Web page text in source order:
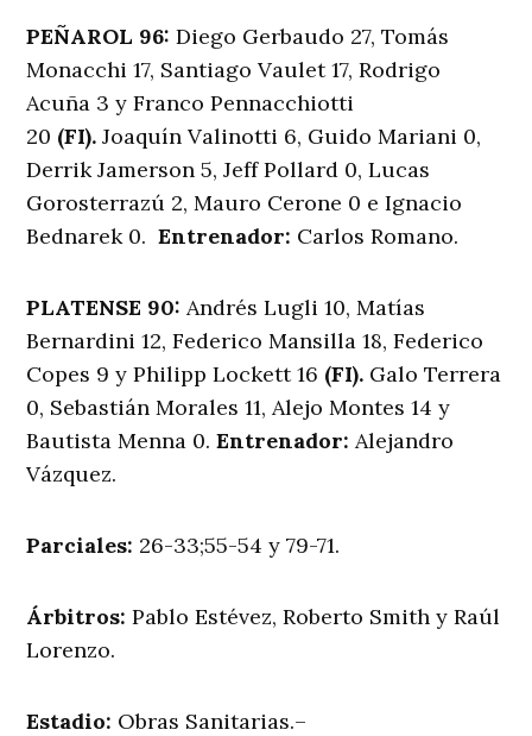
PEÑAROL 96:Diego Gerbaudo 27, Tomás
Monacchi 17, Santiago Vaulet 17, Rodrigo
Acuña 3 y Franco Pennacchiotti
20 (FI).Joaquín Valinotti 6, Guido Mariani 0,
Derrik Jamerson 5, Jeff Pollard 0, Lucas
Gorosterrazú 2, Mauro Cerone 0 e Ignacio
Bednarek 0.Entrenador: Carlos Romano.
PLATENSE 90:Andrés Lugli 10, Matías
Bernardini 12, Federico Mansilla 18, Federico
Copes 9 y Philipp Lockett 16 (FI). Galo Terrera
0, Sebastián Morales 11, Alejo Montes 14 y
Bautista Menna 0.Entrenador:Alejandro
Vázquez.
Parciales: 26-33;55-54 y 79-71.
Árbitros:Pablo Estévez, Roberto Smith y Raúl
Lorenzo.
Estadio: Obras Sanitarias.–